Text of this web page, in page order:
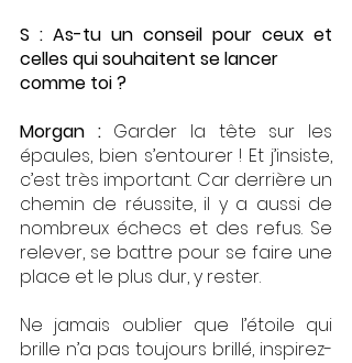
S : As-tu un conseil pour ceux et
celles qui souhaitent se lancer
comme toi ?
Morgan : Garder la tête sur les
épaules, bien s’entourer ! Et j’insiste,
c’est très important. Car derrière un
chemin de réussite, il y a aussi de
nombreux échecs et des refus. Se
relever, se battre pour se faire une
place et le plus dur, y rester.
Ne jamais oublier que l’étoile qui
brille n’a pas toujours brillé, inspirez-